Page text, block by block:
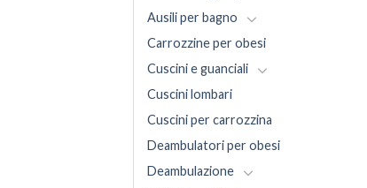
Ausili per bagno
Carrozzine per obesi
Cuscini e guanciali
Cuscini lombari
Cuscini per carrozzina
Deambulatori per obesi
Deambulazione